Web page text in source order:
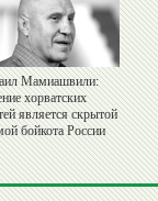
Мамиашвили:
хорватских
является скрытой
бойкота России